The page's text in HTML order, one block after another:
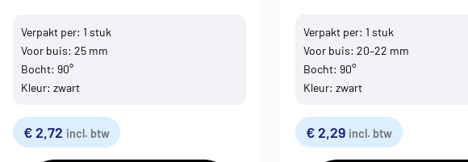
Verpakt per: 1 stuk
Voor buis: 25 mm
Bocht: 90°
Kleur: zwart
€2,72 incl. btw
Verpakt per: 1 stuk
Voor buis: 20–22 mm
Bocht: 90°
Kleur: zwart
€2,29 incl. btw